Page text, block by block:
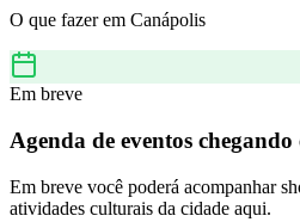
O que fazer em Canápolis
Em breve
Agenda de eventos chegando
Em breve você poderá acompanhar
atividades culturais da cidade aqui.